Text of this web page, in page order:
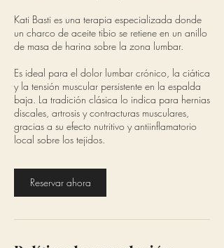
Kati Basti es una terapia especializada donde
un charco de aceite tibio se retiene en un anillo
de masa de harina sobre la zona lumbar.
Es ideal para el dolor lumbar crónico, la ciática
y la tensión muscular persistente en la espalda
baja. La tradición clásica lo indica para hernias
discales, artrosis y contracturas musculares,
gracias a su efecto nutritivo y antiinflamatorio
local sobre los tejidos.
Reservar ahora